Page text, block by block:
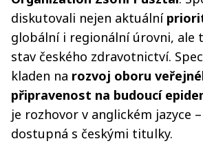
diskutovali nejen aktuální
globální i regionální úrovni, ale
stav českého zdravotnictví.
kladen na rozvoj oboru
připravenost na budoucí
je rozhovor v anglickém jazyce
dostupná s českými titulky.